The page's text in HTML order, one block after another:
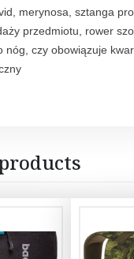
merynosa, sztanga
przedmiotu, rower
nóg, czy obowiązuje